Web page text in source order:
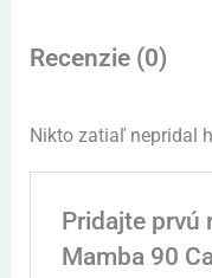
Recenzie (0)
Nikto zatiaľ nepridal
Pridajte prvú
Mamba 90